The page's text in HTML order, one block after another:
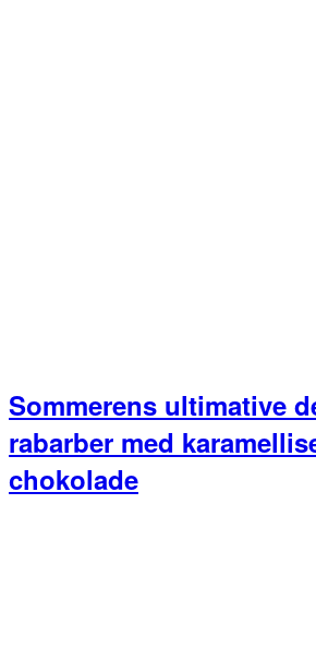
Sommerens ultimative
rabarber med
chokolade